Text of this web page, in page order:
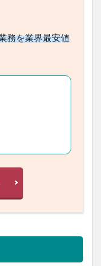
務を業界最安値